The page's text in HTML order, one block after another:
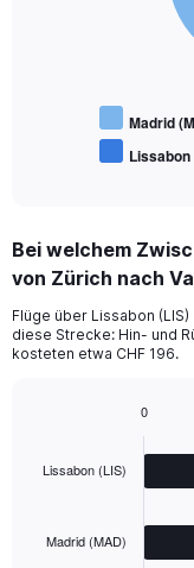
Madrid
Lissabon
Bei welchem
von Zürich nach
Flüge über Lissabon
diese Strecke: Hin- und
kosteten etwa CHF 196.
with
The
Lissabon (LIS)
Madrid (MAD)
0